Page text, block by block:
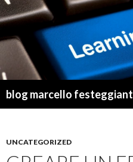
blog marcello
UNCATEGORIZED